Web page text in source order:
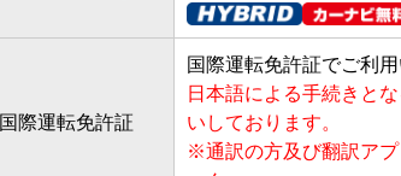
国際運転免許証
国際運転免許証でご利用
日本語による手続きと
いしております。
※通訳の方及び翻訳ア